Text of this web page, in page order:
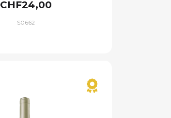
CHF24,00
S0662